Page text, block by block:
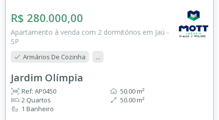
R$ 280.000,00
Apartamento à venda com 2 dormitórios em Jaú -
SP
Armários De Cozinha ...
Jardim Olímpia
Ref: AP0450
2 Quartos
1 Banheiro
50.00 m²
50.00 m²